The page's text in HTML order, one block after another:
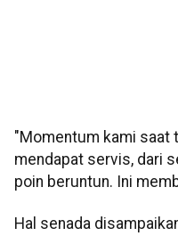
"Momentum kami saat
mendapat servis, dari
poin beruntun. Ini
Hal senada